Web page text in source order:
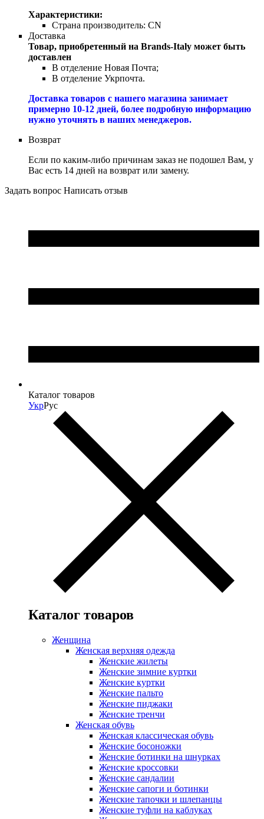
Характеристики:
Страна производитель: CN
Доставка
Товар, приобретенный на Brands-Italy может быть
доставлен
В отделение Новая Почта;
В отделение Укрпочта.
Доставка товаров с нашего магазина занимает
примерно 10-12 дней, более подробную информацию
нужно уточнять в наших менеджеров.
Возврат
Если по каким-либо причинам заказ не подошел Вам, у
Вас есть 14 дней на возврат или замену.
Задать вопрос Написать отзыв
Каталог товаров
УкрРус
Каталог товаров
Женщина
Женская верхняя одежда
Женские жилеты
Женские зимние куртки
Женские куртки
Женские пальто
Женские пиджаки
Женские тренчи
Женская обувь
Женская классическая обувь
Женские босоножки
Женские ботинки на шнурках
Женские кроссовки
Женские сандалии
Женские сапоги и ботинки
Женские тапочки и шлепанцы
Женские туфли на каблуках